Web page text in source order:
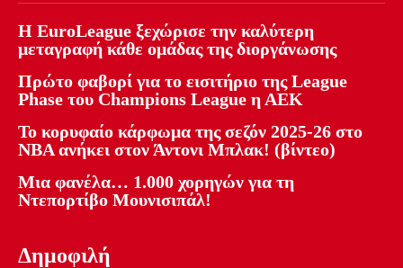
Η EuroLeague ξεχώρισε την καλύτερη
μεταγραφή κάθε ομάδας της διοργάνωσης
Πρώτο φαβορί για το εισιτήριο της League
Phase του Champions League η ΑΕΚ
Το κορυφαίο κάρφωμα της σεζόν 2025-26 στο
NBA ανήκει στον Άντονι Μπλακ! (βίντεο)
Μια φανέλα… 1.000 χορηγών για τη
Ντεπορτίβο Μουνισιπάλ!
Δημοφιλή